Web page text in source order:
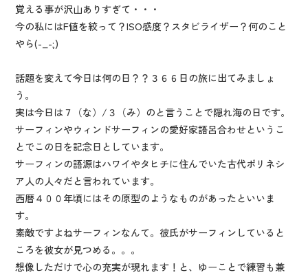
覚える事が沢山ありすぎて・・・
今の私にはF値を絞って？ISO感度？スタビライザー？何のこと
やら(-_-;)
話題を変えて今日は何の日？？３６６日の旅に出てみましょ
う。
実は今日は７（な）/３（み）のと言うことで隠れ海の日です。
サーフィンやウィンドサーフィンの愛好家語呂合わせというこ
とでこの日を記念日としています。
サーフィンの語源はハワイやタヒチに住んでいた古代ポリネシ
ア人の人々だと言われています。
西暦４００年頃にはその原型のようなものがあったといいま
す。
素敵ですよねサーフィンなんて。彼氏がサーフィンしていると
ころを彼女が見つめる。。。
想像しただけで心の充実が現れます！と、ゆーことで練習も兼